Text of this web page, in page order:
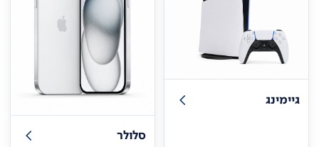
גיימינג
סלולר